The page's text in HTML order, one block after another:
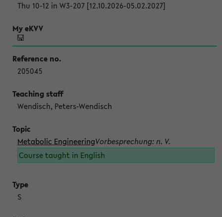
Thu 10-12 in W3-207 [12.10.2026-05.02.2027]
205045
Wendisch, Peters-Wendisch
Metabolic EngineeringVorbesprechung: n. V.
Course taught in English
S